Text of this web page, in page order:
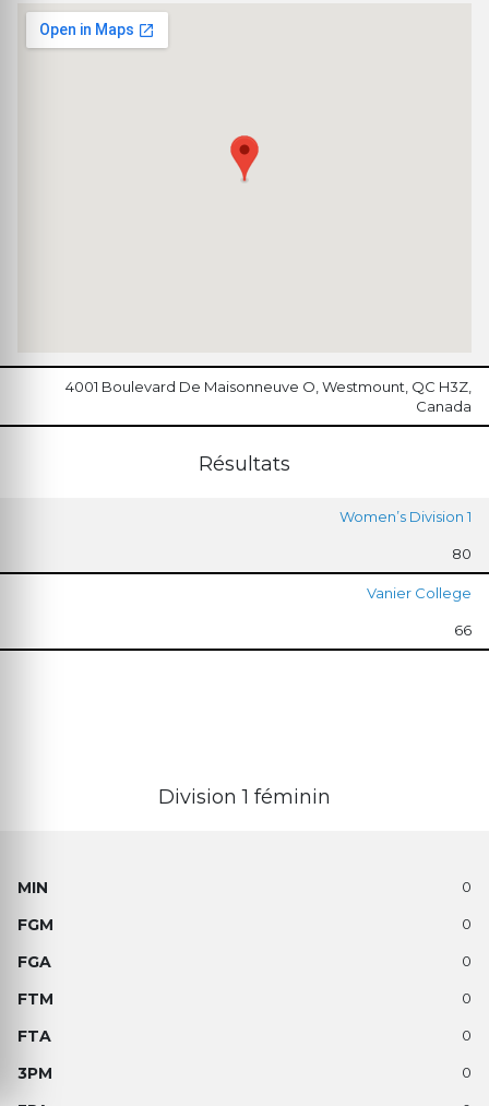
4001 Boulevard De Maisonneuve O, Westmount, QC H3Z,
Canada
Résultats
Women’s Division 1
80
Vanier College
66
Division 1 féminin
0
0
0
0
0
0